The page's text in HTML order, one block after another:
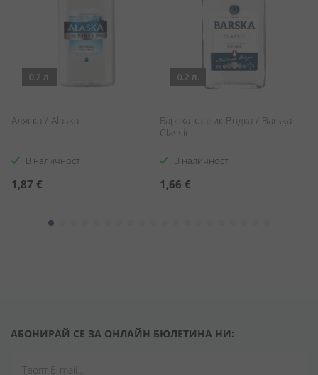
0.2 л.
Аляска / Alaska
В наличност
1,87 €
0.2 л.
Барска класик Водка / Barska
Classic
В наличност
1,66 €
АБОНИРАЙ СЕ ЗА ОНЛАЙН БЮЛЕТИНА НИ: